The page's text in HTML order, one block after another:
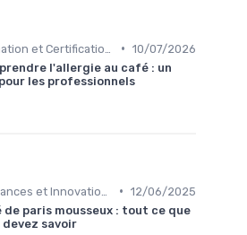
• 10/07/2026
l'allergie au café : un
les professionnels
• 12/06/2025
de paris mousseux : tout ce que
devez savoir